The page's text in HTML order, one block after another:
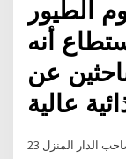
الطيور
أنه
عن
23 آب (أغسطس) 2016 بغداد/سكاي برس: كشف صاحب الدار المنزل